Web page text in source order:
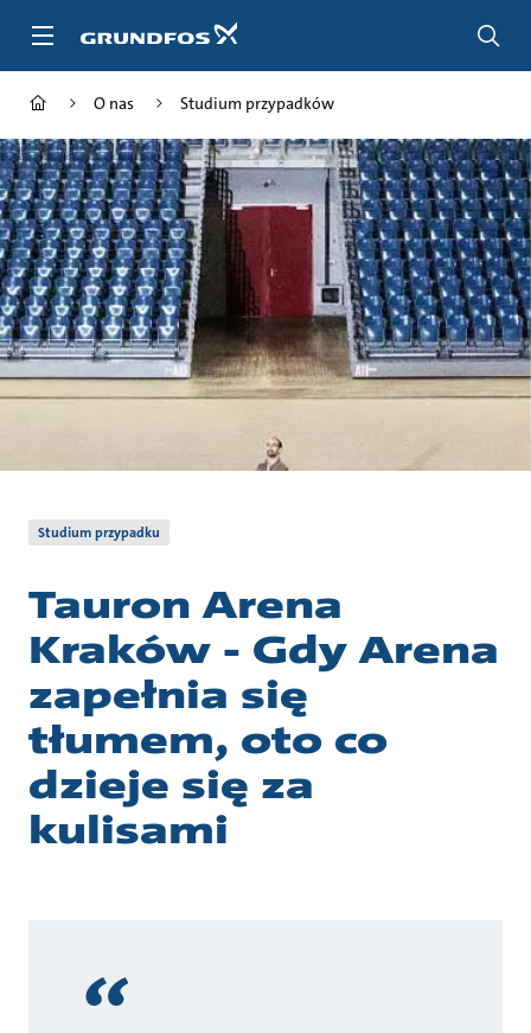
O nas Studium przypadków
Studium przypadku
Tauron Arena
Kraków - Gdy Arena
zapełnia się
tłumem, oto co
dzieje się za
kulisami